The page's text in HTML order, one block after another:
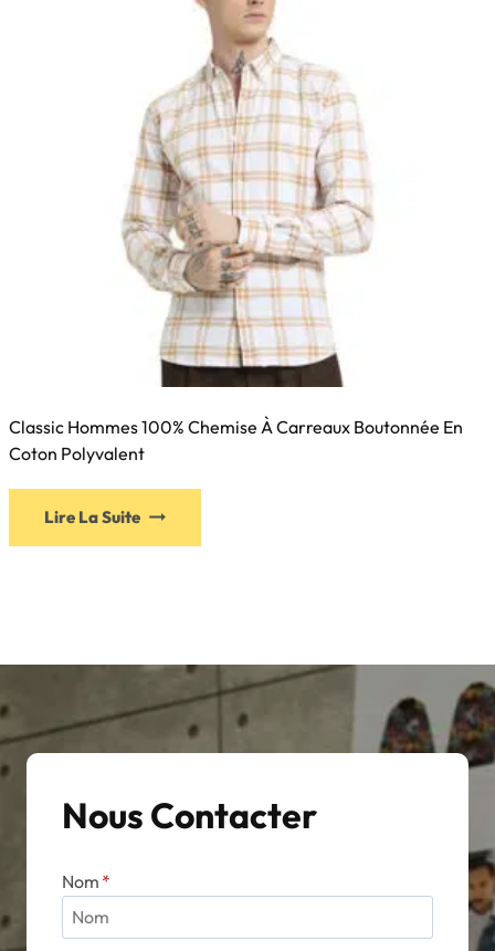
Classic Hommes 100% Chemise À Carreaux Boutonnée En
Coton Polyvalent
Lire La Suite
Nous Contacter
Nom *